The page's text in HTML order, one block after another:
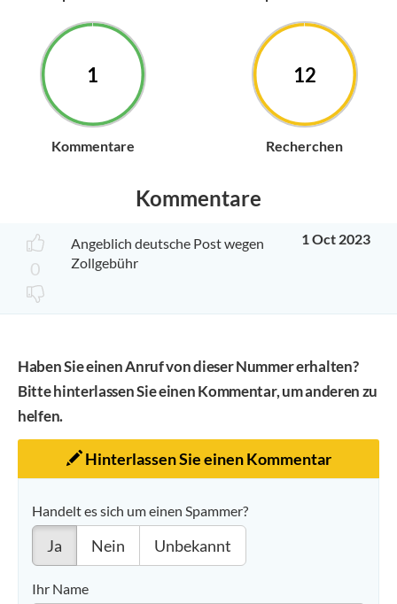
1
Kommentare
12
Recherchen
Kommentare
0
1 Oct 2023
Angeblich deutsche Post wegen
Zollgebühr
Haben Sie einen Anruf von dieser Nummer erhalten?
Bitte hinterlassen Sie einen Kommentar, um anderen zu
helfen.
Hinterlassen Sie einen Kommentar
Handelt es sich um einen Spammer?
Ja Nein Unbekannt
Ihr Name